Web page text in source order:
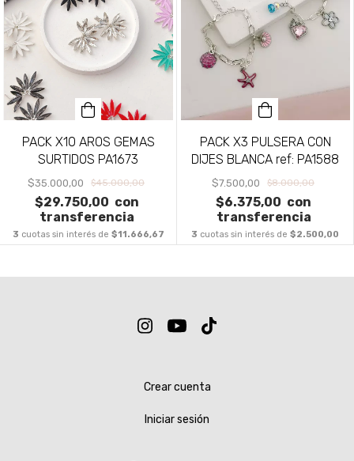
PACK X10 AROS GEMAS
SURTIDOS PA1673
$35.000,00 $45.000,00
$29.750,00 con
transferencia
3 cuotas sin interés de $11.666,67
PACK X3 PULSERA CON
DIJES BLANCA ref: PA1588
$7.500,00 $8.000,00
$6.375,00 con
transferencia
3 cuotas sin interés de $2.500,00
Crear cuenta
Iniciar sesión